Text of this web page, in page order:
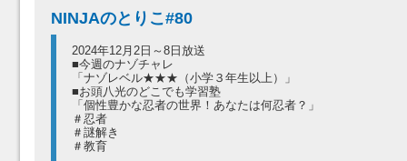
NINJAのとりこ#80
2024年12月2日～8日放送
■今週のナゾチャレ
「ナゾレベル★★★（小学３年生以上）」
■お頭八光のどこでも学習塾
「個性豊かな忍者の世界！あなたは何忍者？」
＃忍者
＃謎解き
＃教育